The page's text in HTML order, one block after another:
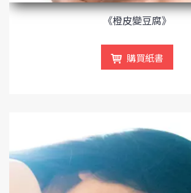
《橙皮變豆腐》
購買紙書